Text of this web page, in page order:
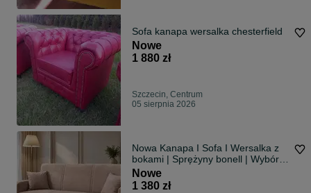
Sofa kanapa wersalka chesterfield
Nowe
1 880 zł
Szczecin, Centrum
05 sierpnia 2026
Nowa Kanapa I Sofa I Wersalka z
bokami | Sprężyny bonell | Wybór
tkanin | Gwarancja 24 msc
Nowe
1 380 zł